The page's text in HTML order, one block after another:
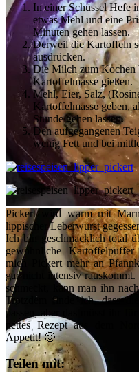
In einer Schüssel Hefe
etwas Mehl und eine
Minuten gehen lassen.
Derweil die Kartoffeln
ausdrücken.
Die Milch zum Kochen
Kartoffelmasse gießen.
Mehl, Eier, Salz,
Kartoffelmasse geben,
Stunde gehen lassen.
Den aufgegangenen
wenig Fett und bei
Pickert wird warm mit
lippischer Leberwurst
Ich bin geschmacklich total
gewöhnliche
mich Pickert mehr an
gar nicht intensiv
schmeckt, kann man ihn
Trotzdem finde ich, dass
passen, aber das müsst ihr
nettes Rezept aus dem
Appetit! 🙂
Teilen mit: